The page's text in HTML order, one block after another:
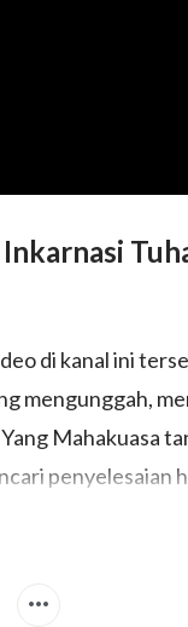
di kanal ini
mengunggah,
Mahakuasa
penyelesaian
dengan